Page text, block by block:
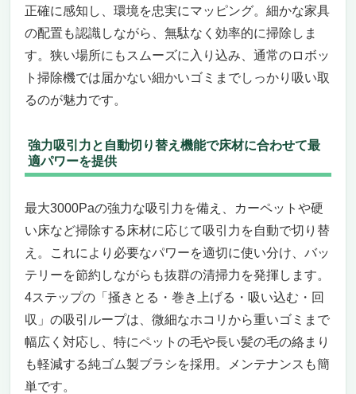
正確に感知し、環境を忠実にマッピング。細かな家具
の配置も認識しながら、無駄なく効率的に掃除しま
す。狭い場所にもスムーズに入り込み、通常のロボッ
ト掃除機では届かない細かいゴミまでしっかり吸い取
るのが魅力です。
強力吸引力と自動切り替え機能で床材に合わせて最
適パワーを提供
最大3000Paの強力な吸引力を備え、カーペットや硬
い床など掃除する床材に応じて吸引力を自動で切り替
え。これにより必要なパワーを適切に使い分け、バッ
テリーを節約しながらも抜群の清掃力を発揮します。
4ステップの「掻きとる・巻き上げる・吸い込む・回
収」の吸引ループは、微細なホコリから重いゴミまで
幅広く対応し、特にペットの毛や長い髪の毛の絡まり
も軽減する純ゴム製ブラシを採用。メンテナンスも簡
単です。